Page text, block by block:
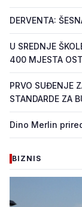
DERVENTA:
U SREDNJE
400 MJESTA
PRVO SUĐENJE
STANDARDE ZA
Dino Merlin
BIZNIS